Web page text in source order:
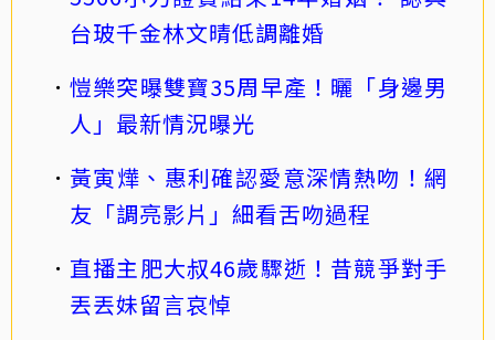
台玻千金林文晴低調離婚
愷樂突曝雙寶35周早產！曬「身邊男
人」最新情況曝光
黃寅燁、惠利確認愛意深情熱吻！網
友「調亮影片」細看舌吻過程
直播主肥大叔46歲驟逝！昔競爭對手
丟丟妹留言哀悼